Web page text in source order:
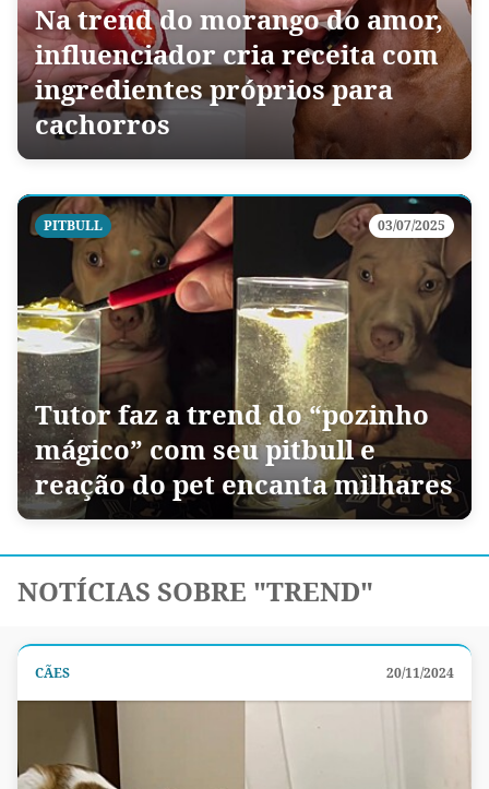
Na trend do morango do amor,
influenciador cria receita com
ingredientes próprios para
cachorros
PITBULL 03/07/2025
Tutor faz a trend do “pozinho
mágico” com seu pitbull e
reação do pet encanta milhares
NOTÍCIAS SOBRE "TREND"
CÃES 20/11/2024